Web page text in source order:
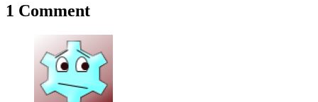
1 Comment